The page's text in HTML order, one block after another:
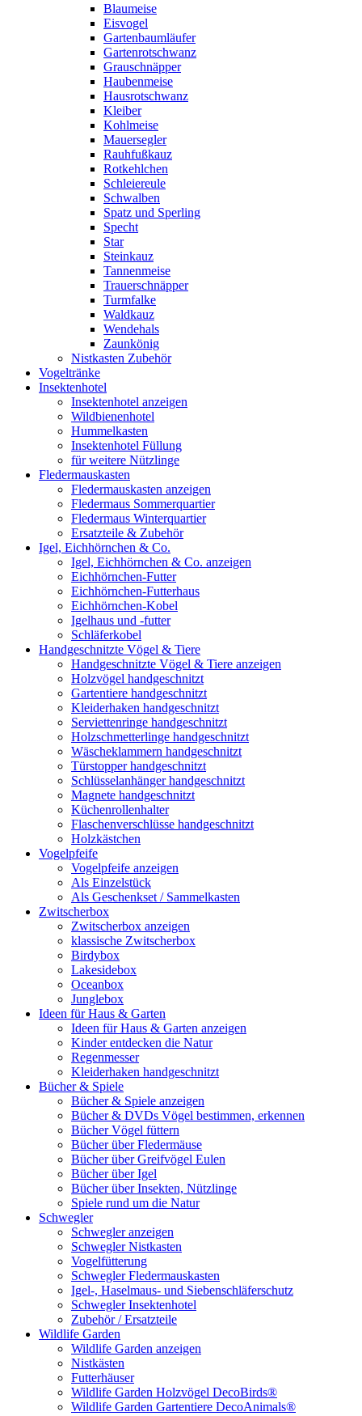
Blaumeise
Eisvogel
Gartenbaumläufer
Gartenrotschwanz
Grauschnäpper
Haubenmeise
Hausrotschwanz
Kleiber
Kohlmeise
Mauersegler
Rauhfußkauz
Rotkehlchen
Schleiereule
Schwalben
Spatz und Sperling
Specht
Star
Steinkauz
Tannenmeise
Trauerschnäpper
Turmfalke
Waldkauz
Wendehals
Zaunkönig
Nistkasten Zubehör
Vogeltränke
Insektenhotel
Insektenhotel anzeigen
Wildbienenhotel
Hummelkasten
Insektenhotel Füllung
für weitere Nützlinge
Fledermauskasten
Fledermauskasten anzeigen
Fledermaus Sommerquartier
Fledermaus Winterquartier
Ersatzteile & Zubehör
Igel, Eichhörnchen & Co.
Igel, Eichhörnchen & Co. anzeigen
Eichhörnchen-Futter
Eichhörnchen-Futterhaus
Eichhörnchen-Kobel
Igelhaus und -futter
Schläferkobel
Handgeschnitzte Vögel & Tiere
Handgeschnitzte Vögel & Tiere anzeigen
Holzvögel handgeschnitzt
Gartentiere handgeschnitzt
Kleiderhaken handgeschnitzt
Serviettenringe handgeschnitzt
Holzschmetterlinge handgeschnitzt
Wäscheklammern handgeschnitzt
Türstopper handgeschnitzt
Schlüsselanhänger handgeschnitzt
Magnete handgeschnitzt
Küchenrollenhalter
Flaschenverschlüsse handgeschnitzt
Holzkästchen
Vogelpfeife
Vogelpfeife anzeigen
Als Einzelstück
Als Geschenkset / Sammelkasten
Zwitscherbox
Zwitscherbox anzeigen
klassische Zwitscherbox
Birdybox
Lakesidebox
Oceanbox
Junglebox
Ideen für Haus & Garten
Ideen für Haus & Garten anzeigen
Kinder entdecken die Natur
Regenmesser
Kleiderhaken handgeschnitzt
Bücher & Spiele
Bücher & Spiele anzeigen
Bücher & DVDs Vögel bestimmen, erkennen
Bücher Vögel füttern
Bücher über Fledermäuse
Bücher über Greifvögel Eulen
Bücher über Igel
Bücher über Insekten, Nützlinge
Spiele rund um die Natur
Schwegler
Schwegler anzeigen
Schwegler Nistkasten
Vogelfütterung
Schwegler Fledermauskasten
Igel-, Haselmaus- und Siebenschläferschutz
Schwegler Insektenhotel
Zubehör / Ersatzteile
Wildlife Garden
Wildlife Garden anzeigen
Nistkästen
Futterhäuser
Wildlife Garden Holzvögel DecoBirds®
Wildlife Garden Gartentiere DecoAnimals®